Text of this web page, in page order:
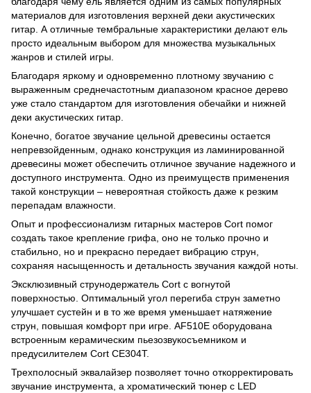
материалов для изготовления верхней деки акустических
гитар. А отличные тембральные характеристики делают ель
просто идеальным выбором для множества музыкальных
жанров и стилей игры.
Благодаря яркому и одновременно плотному звучанию с
выраженным среднечастотным диапазоном красное дерево
уже стало стандартом для изготовления обечайки и нижней
деки акустических гитар.
Конечно, богатое звучание цельной древесины остается
непревзойденным, однако конструкция из ламинированной
древесины может обеспечить отличное звучание надежного и
доступного инструмента. Одно из преимуществ применения
такой конструкции – невероятная стойкость даже к резким
перепадам влажности.
Опыт и профессионализм гитарных мастеров Cort помог
создать такое крепление грифа, оно не только прочно и
стабильно, но и прекрасно передает вибрацию струн,
сохраняя насыщенность и детальность звучания каждой ноты.
Эксклюзивный струнодержатель Cort с вогнутой
поверхностью. Оптимальный угол перегиба струн заметно
улучшает сустейн и в то же время уменьшает натяжение
струн, повышая комфорт при игре. AF510E оборудована
встроенным керамическим пьезозвукосъемником и
предусилителем Cort CE304T.
Трехполосный эквалайзер позволяет точно откорректировать
звучание инструмента, а хроматический тюнер с LED